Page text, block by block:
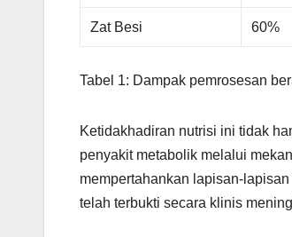
Zat Besi 60%
Tabel 1: Dampak pemrosesan
Ketidakhadiran nutrisi ini tidak
penyakit metabolik melalui
mempertahankan lapisan-
telah terbukti secara klinis